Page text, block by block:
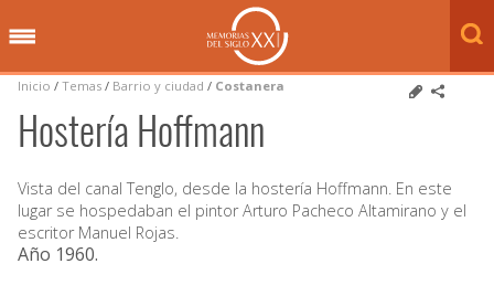
Inicio / Temas / Barrio y ciudad / Costanera
Hostería Hoffmann
Vista del canal Tenglo, desde la hostería Hoffmann. En este
lugar se hospedaban el pintor Arturo Pacheco Altamirano y el
escritor Manuel Rojas.
Año 1960.